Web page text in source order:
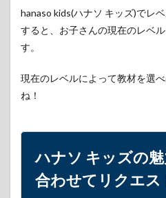
フレ
ンド
こと
が大
師陣
7
ソ
キッ
hanaso kids(ハナソ キッズ)でレ
すると、お子さんの現在のレベ
す。
現在のレベルによって教材を選
ね！
ハナソ キッズの
合わせて リクエス